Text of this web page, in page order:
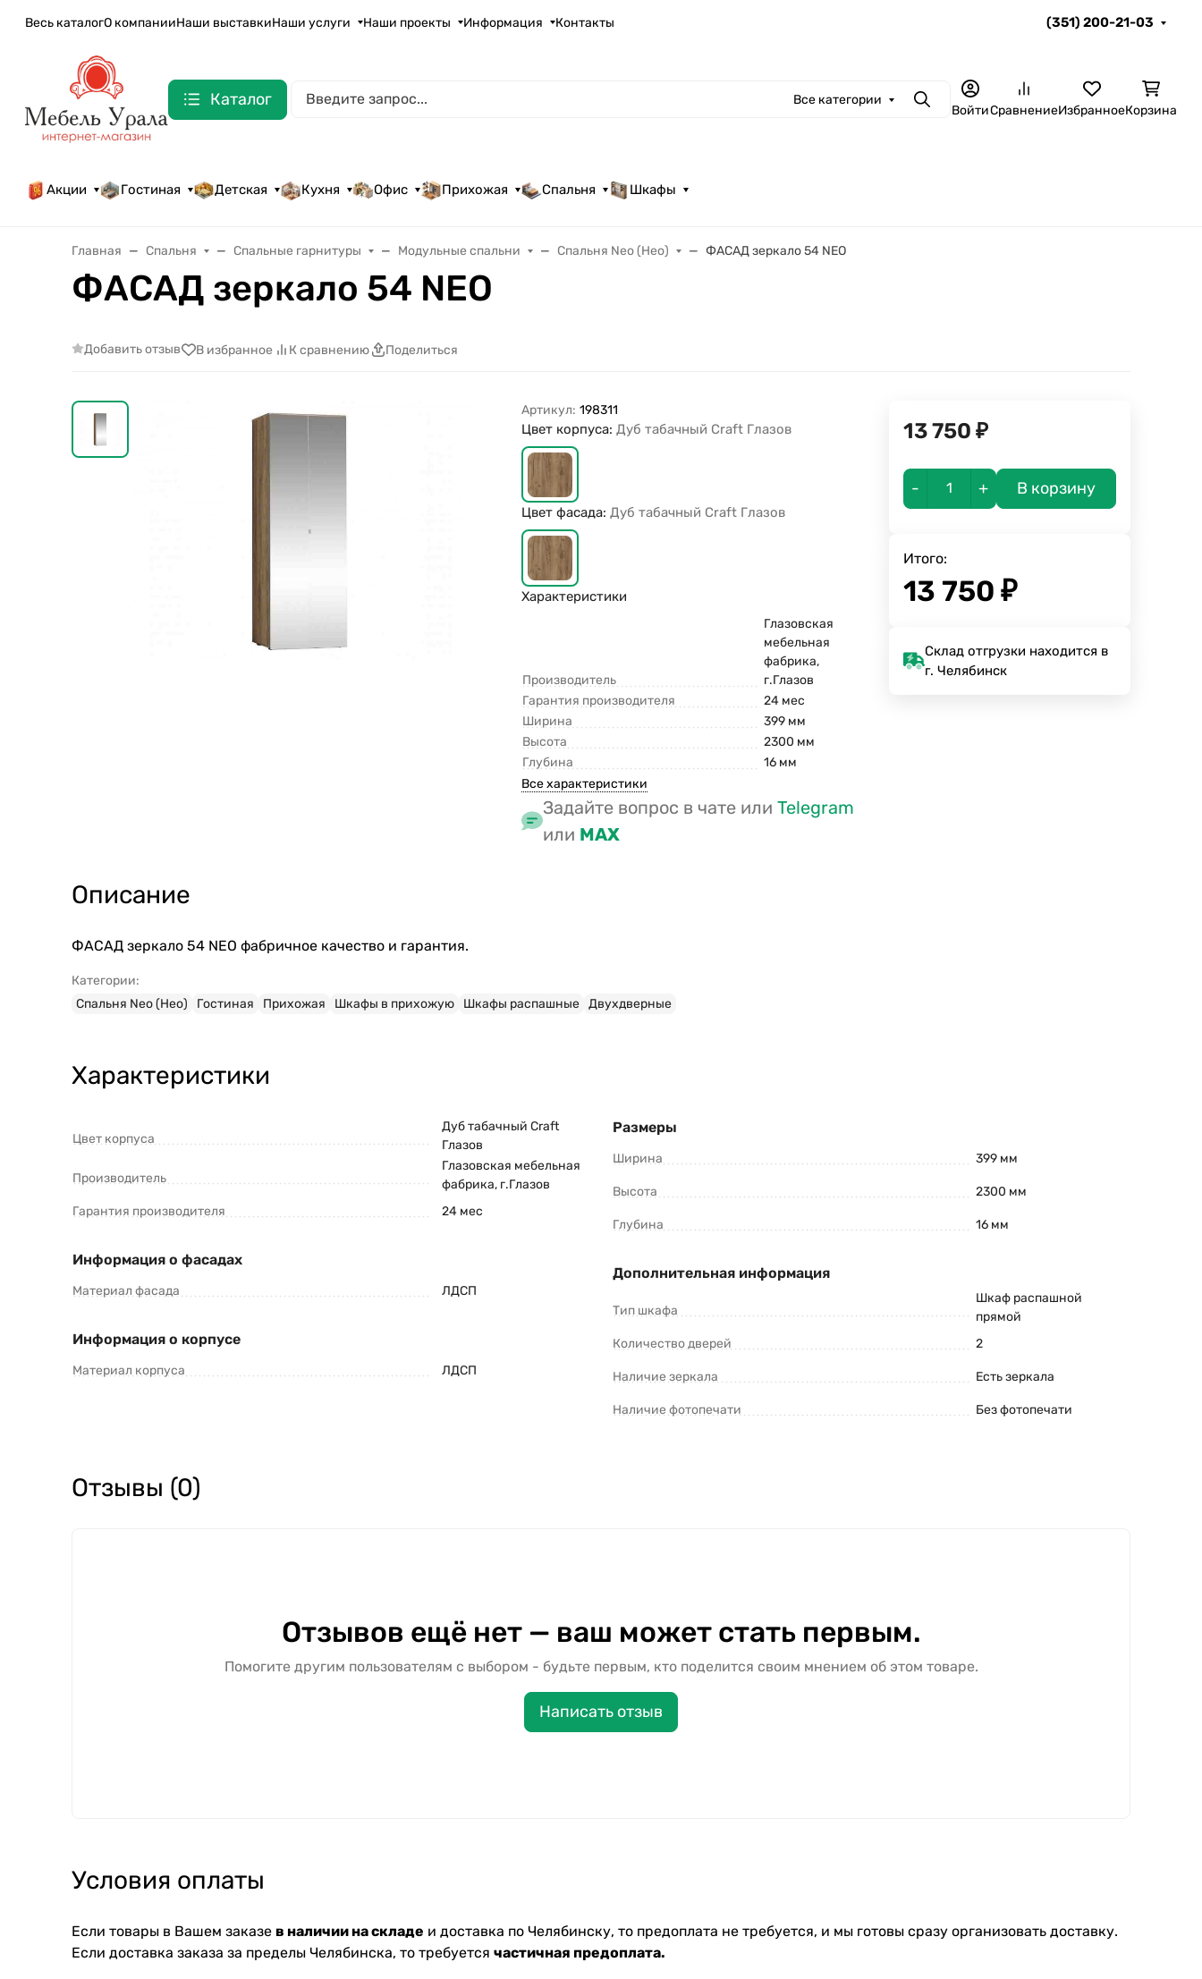
Весь каталогО компанииНаши выставкиНаши услуги Наши проекты Информация Контакты (351) 200-21-03
Каталог Все категории ПоискВойтиСравнениеИзбранноеКорзина
Акции Гостиная Детская Кухня Офис Прихожая Спальня Шкафы
Главная Спальня Спальные гарнитуры Модульные спальни Спальня Neo (Нео) ФАСАД зеркало 54 NEO
ФАСАД зеркало 54 NEO
Добавить отзыв В избранное К сравнению Поделиться
Артикул: 198311
Цвет корпуса:Дуб табачный Craft Глазов
Цвет фасада:Дуб табачный Craft Глазов
Характеристики
Производитель
Глазовская
мебельная
фабрика,
г.Глазов
Гарантия производителя
24 мес
Ширина
399 мм
Высота
2300 мм
Глубина
16 мм
Все характеристики
Задайте вопрос в чате илиTelegram
или MAX
13 750 ₽
- + В корзину
Итого:
13 750 ₽
Склад отгрузки находится в
г. Челябинск
Описание
ФАСАД зеркало 54 NEO фабричное качество и гарантия.
Категории:
Спальня Neo (Нео)
Гостиная Прихожая Шкафы в прихожую Шкафы распашные Двухдверные
Характеристики
Цвет корпуса
Дуб табачный Craft
Глазов
Производитель
Глазовская мебельная
фабрика, г.Глазов
Гарантия производителя
24 мес
Информация о фасадах
Материал фасада ЛДСП
Информация о корпусе
Материал корпуса ЛДСП
Размеры
Ширина 399 мм
Высота 2300 мм
Глубина 16 мм
Дополнительная информация
Тип шкафа
Шкаф распашной
прямой
Количество дверей
2
Наличие зеркала Есть зеркала
Наличие фотопечати Без фотопечати
Отзывы (0)
Отзывов ещё нет — ваш может стать первым.
Помогите другим пользователям с выбором - будьте первым, кто поделится своим мнением об этом товаре.
Написать отзыв
Условия оплаты
Если товары в Вашем заказе в наличии на складе и доставка по Челябинску, то предоплата не требуется, и мы готовы сразу организовать доставку.
Если доставка заказа за пределы Челябинска, то требуется частичная предоплата.